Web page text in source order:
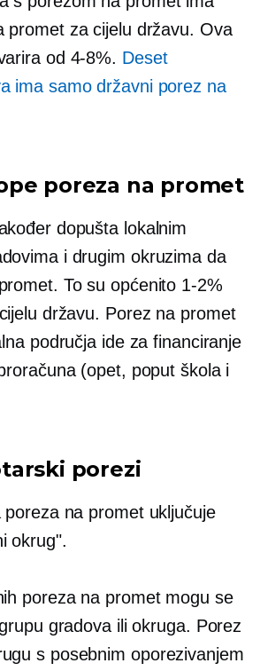
promet za cijelu državu. Ova
od 4-8%. Deset
ima samo državni porez na
poreza na promet
dopušta lokalnim
i drugim okruzima da
To su općenito 1-2%
državu. Porez na promet
područja ide za financiranje
(opet, poput škola i
porezi
poreza na promet uključuje
okrug".
poreza na promet mogu se
gradova ili okruga. Porez
s posebnim oporezivanjem